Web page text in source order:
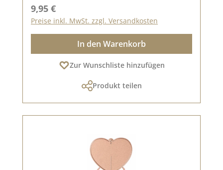
Regulärer Preis:
9,95 €
Preise inkl. MwSt. zzgl. Versandkosten
In den Warenkorb
Zur Wunschliste hinzufügen
Produkt teilen